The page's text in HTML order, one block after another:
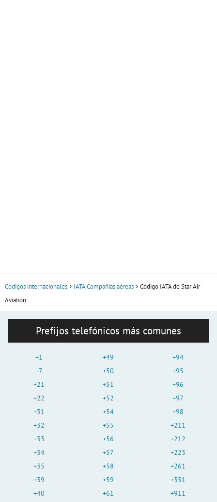
Códigos internacionales IATA Compañías aéreas
Código IATA de Star Air
Aviation
Prefijos telefónicos más comunes
+1
+7
+21
+22
+31
+32
+33
+34
+35
+39
+40
+49
+50
+51
+52
+54
+55
+56
+57
+58
+59
+61
+94
+95
+96
+97
+98
+211
+212
+223
+261
+351
+911